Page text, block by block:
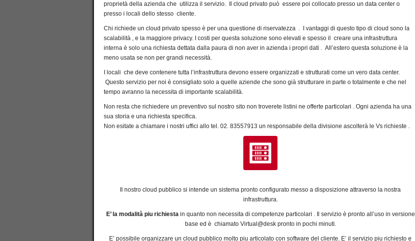
proprietà della azienda che utilizza il servizio. Il cloud privato può essere poi collocato presso un data center o
presso i locali dello stesso cliente.
Chi richiede un cloud privato spesso è per una questione di riservatezza . I vantaggi di questo tipo di cloud sono la
scalabilità , e la maggiore privacy. I costi per questa soluzione sono elevati e spesso il creare una infrastruttura
interna è solo una richiesta dettata dalla paura di non aver in azienda i propri dati . All’estero questa soluzione è la
meno usata se non per grandi necessità.
I locali che deve contenere tutta l’infrastruttura devono essere organizzati e strutturati come un vero data center.
Questo servizio per noi è consigliato solo a quelle aziende che sono già strutturare in parte o totalmente e che nel
tempo avranno la necessita di importante scalabilità.
Non resta che richiedere un preventivo sul nostro sito non troverete listini ne offerte particolari . Ogni azienda ha una
sua storia e una richiesta specifica.
Non esitate a chiamare i nostri uffici allo tel. 02. 83557913 un responsabile della divisione ascolterà le Vs richieste .
Il nostro cloud pubblico si intende un sistema pronto configurato messo a disposizione attraverso la nostra
infrastruttura.
E’ la modalità piu richiestain quanto non necessita di competenze particolari . Il servizio è pronto all’uso in versione
base ed è chiamato Virtual@desk pronto in pochi minuti.
E’ possibile organizzare un cloud pubblico molto piu articolato con software del cliente. E’ il servizio piu richiesto e